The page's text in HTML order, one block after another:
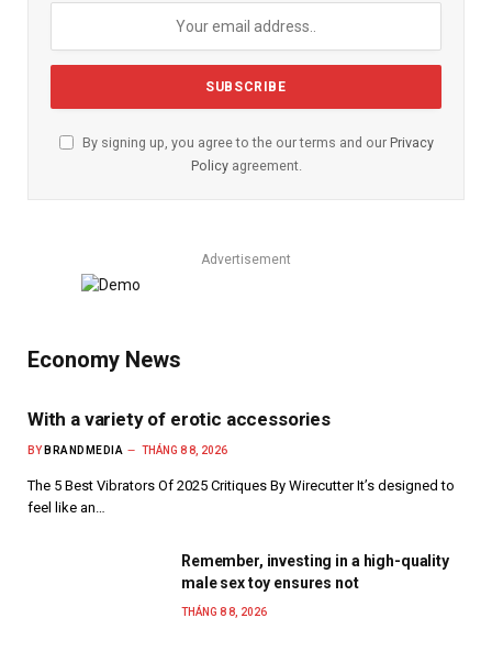
By signing up, you agree to the our terms and our Privacy
Policyagreement.
Advertisement
Economy News
With a variety of erotic accessories
BY BRANDMEDIA THÁNG 8 8, 2026
The 5 Best Vibrators Of 2025 Critiques By Wirecutter It’s designed to
feel like an…
Remember, investing in a high-quality
male sex toy ensures not
THÁNG 8 8, 2026